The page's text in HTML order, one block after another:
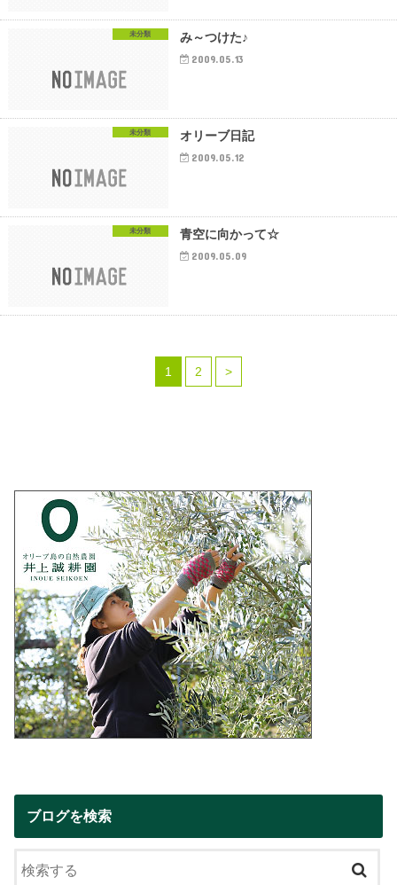
未分類 み～つけた♪
2009.05.13
未分類 オリーブ日記
2009.05.12
未分類 青空に向かって☆
2009.05.09
1 2 >
ブログを検索